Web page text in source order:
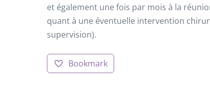
et également une fois par mois à la
quant à une éventuelle intervention
supervision).
Bookmark